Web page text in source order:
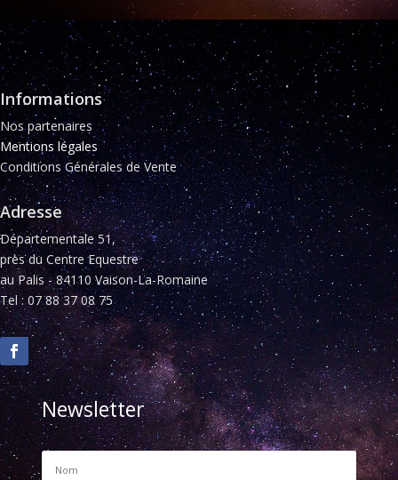
Informations
Nos partenaires
Mentions légales
Conditions Générales de Vente
Adresse
Départementale 51,
près du Centre Equestre
au Palis - 84110 Vaison-La-Romaine
Tel : 07 88 37 08 75
Newsletter